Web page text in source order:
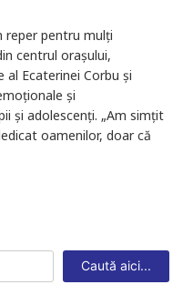
reper pentru mulți
centrul orașului,
Ecaterinei Corbu și
și
și adolescenți. „Am simțit
oamenilor, doar că